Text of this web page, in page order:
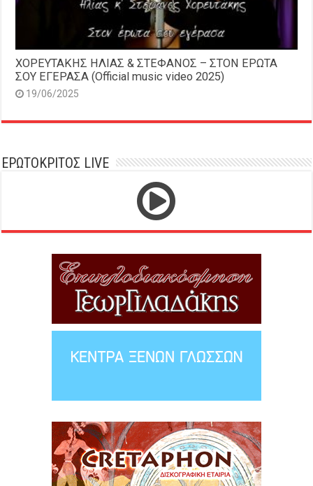
ΧΟΡΕΥΤΑΚΗΣ ΗΛΙΑΣ & ΣΤΕΦΑΝΟΣ – ΣΤΟΝ ΕΡΩΤΑ
ΣΟΥ ΕΓΕΡΑΣΑ (Official music video 2025)
19/06/2025
ΕΡΩΤΟΚΡΙΤΟΣ LIVE